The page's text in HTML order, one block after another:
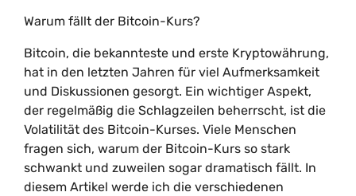
Warum fällt der Bitcoin-Kurs?
Bitcoin, die bekannteste und erste Kryptowährung,
hat in den letzten Jahren für viel Aufmerksamkeit
und Diskussionen gesorgt. Ein wichtiger Aspekt,
der regelmäßig die Schlagzeilen beherrscht, ist die
Volatilität des Bitcoin-Kurses. Viele Menschen
fragen sich, warum der Bitcoin-Kurs so stark
schwankt und zuweilen sogar dramatisch fällt. In
diesem Artikel werde ich die verschiedenen